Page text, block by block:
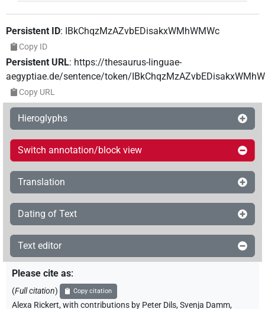
Persistent ID: IBkChqzMzAZvbEDisakxWMhWMWc
Copy ID
Persistent URL: https://thesaurus-linguae-
aegyptiae.de/sentence/token/
Copy URL
Hieroglyphs
Switch annotation/block view
Translation
Dating of Text
Text editor
Please cite as:
(Full citation) Copy citation
Alexa Rickert,with contributions by Peter Dils,Svenja Damm,